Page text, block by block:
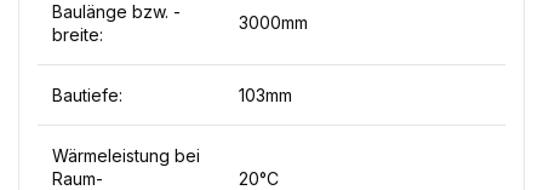
Baulänge bzw. -
breite:
3000mm
Bautiefe: 103mm
Wärmeleistung bei
Raum-
20°C